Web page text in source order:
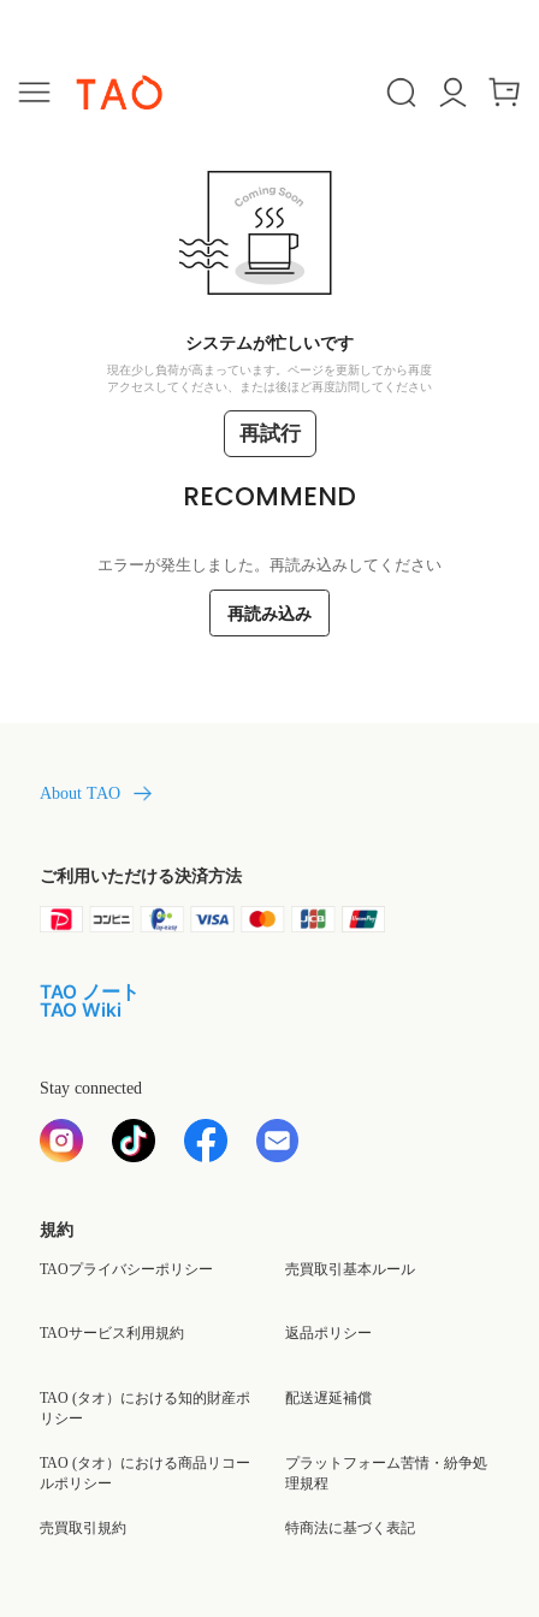
システムが忙しいです
現在少し負荷が高まっています。ページを更新してから再度
アクセスしてください、または後ほど再度訪問してください
再試行
RECOMMEND
エラーが発生しました。再読み込みしてください
再読み込み
About TAO
ご利用いただける決済方法
TAO ノート
TAO Wiki
Stay connected
規約
TAOプライバシーポリシー
TAOサービス利用規約
TAO (タオ）における知的財産ポ
リシー
TAO (タオ）における商品リコー
ルポリシー
売買取引規約
売買取引基本ルール
返品ポリシー
配送遅延補償
プラットフォーム苦情・紛争処
理規程
特商法に基づく表記